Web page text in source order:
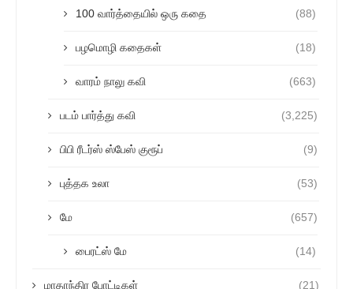
100 வார்த்தையில் ஒரு கதை (88)
பழமொழி கதைகள் (18)
வாரம் நாலு கவி (663)
படம் பார்த்து கவி (3,225)
பிபி ரீடர்ஸ் ஸ்பேஸ் குரூப் (9)
புத்தக உலா (53)
மே (657)
பைரட்ஸ் மே (14)
மாதாந்திர போட்டிகள் (21)